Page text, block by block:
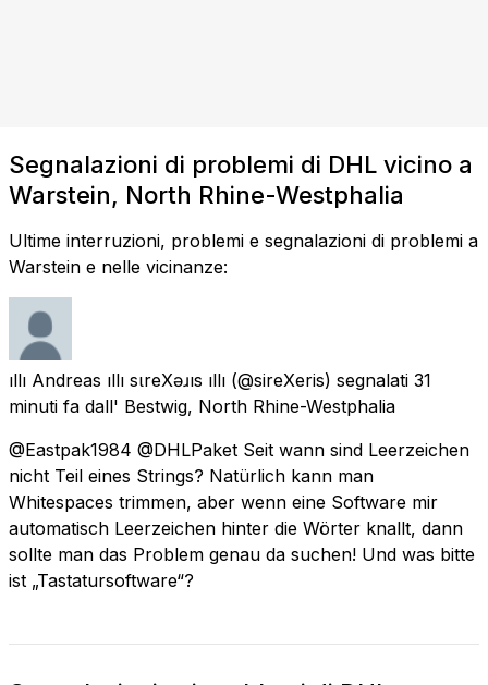
Segnalazioni di problemi di DHL vicino a
Warstein, North Rhine-Westphalia
Ultime interruzioni, problemi e segnalazioni di problemi a
Warstein e nelle vicinanze:
ıllı Andreas ıllı ѕιreXǝɹıs ıllı (@sireXeris) segnalati 31
minuti fa dall' Bestwig, North Rhine-Westphalia
@Eastpak1984 @DHLPaket Seit wann sind Leerzeichen
nicht Teil eines Strings? Natürlich kann man
Whitespaces trimmen, aber wenn eine Software mir
automatisch Leerzeichen hinter die Wörter knallt, dann
sollte man das Problem genau da suchen! Und was bitte
ist „Tastatursoftware“?